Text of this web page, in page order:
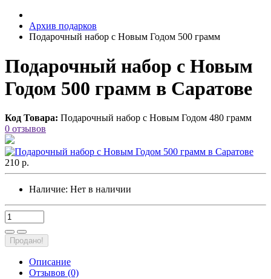
Архив подарков
Подарочный набор с Новым Годом 500 грамм
Подарочный набор с Новым
Годом 500 грамм в Саратове
Код Товара: Подарочный набор с Новым Годом 480 грамм
0 отзывов
210 р.
Наличие: Нет в наличии
Продано!
Описание
Отзывов (0)